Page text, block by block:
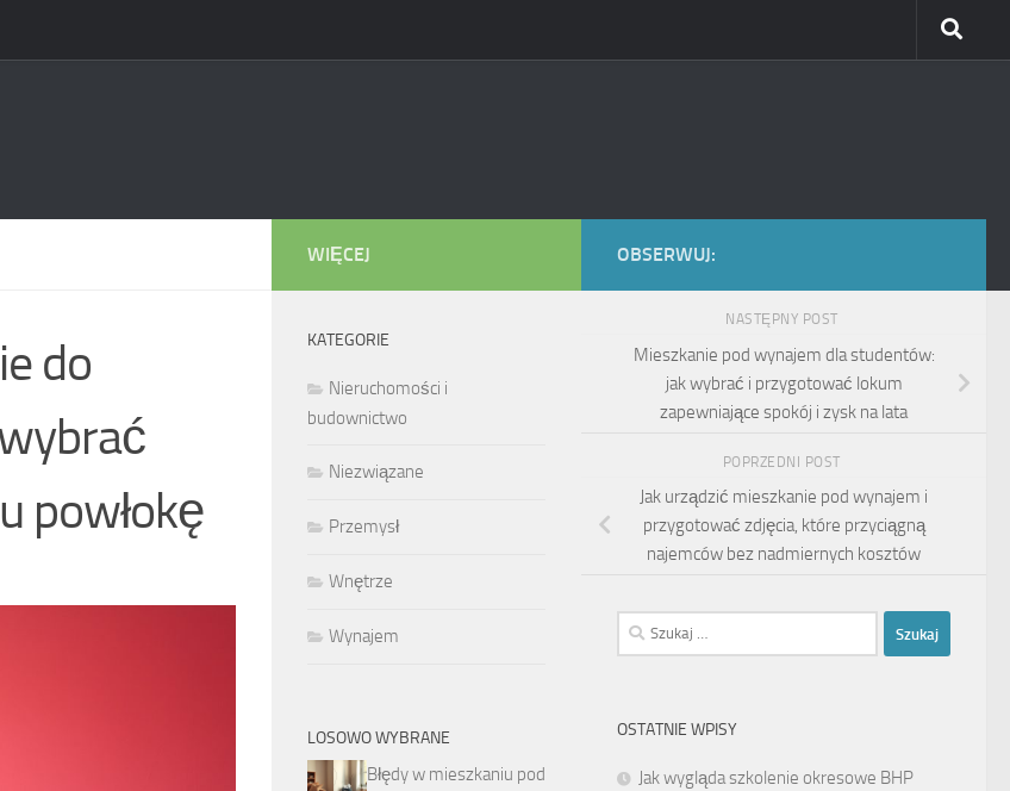
do
powłokę
OBSERWUJ:
NASTĘPNY POST
Mieszkanie pod wynajem dla studentów:
jak wybrać i przygotować lokum
zapewniające spokój i zysk na lata
POPRZEDNI POST
Jak urządzić mieszkanie pod wynajem i
przygotować zdjęcia, które przyciągną
najemców bez nadmiernych kosztów
Szukaj:
OSTATNIE WPISY
Jak wygląda szkolenie okresowe BHP
WIĘCEJ
KATEGORIE
Nieruchomości i
budownictwo
Niezwiązane
Przemysł
Wnętrze
Wynajem
LOSOWO WYBRANE
Błędy w mieszkaniu pod